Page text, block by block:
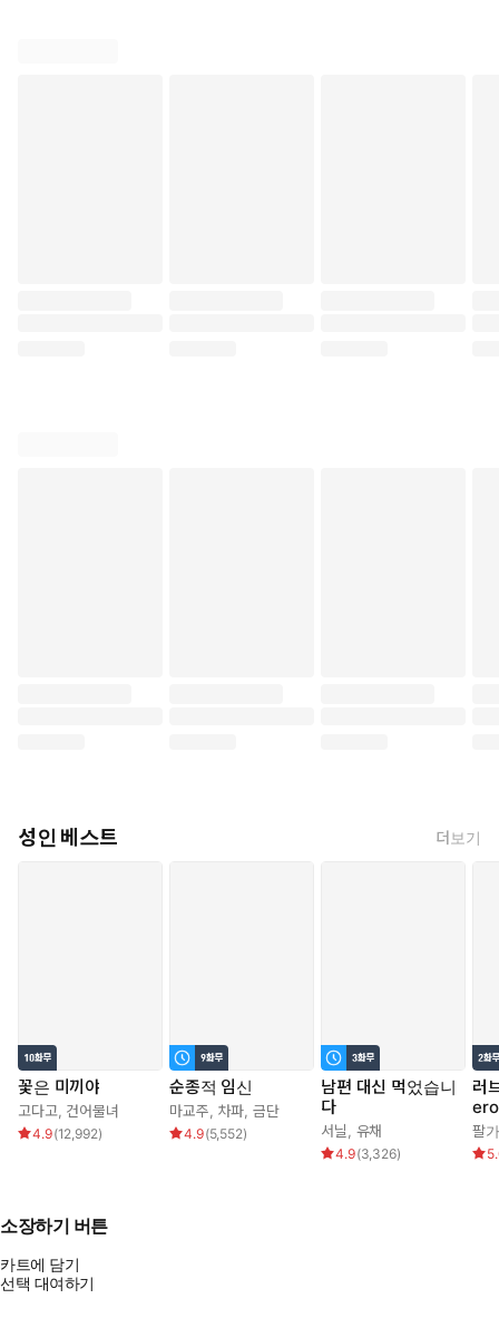
성인 베스트 더보기
꽃은 미끼야
고다고, 건어물녀
4.9(12,992)
순종적 임신
마교주, 차파, 금단
4.9(5,552)
남편 대신 먹었습니
다
서닐, 유채
4.9(3,326)
러
팔
소장하기 버튼
카트에 담기
선택 대여하기